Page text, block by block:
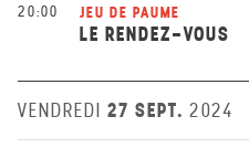
20:00 JEU DE PAUME
LE RENDEZ-VOUS
VENDREDI 27 SEPT. 2024